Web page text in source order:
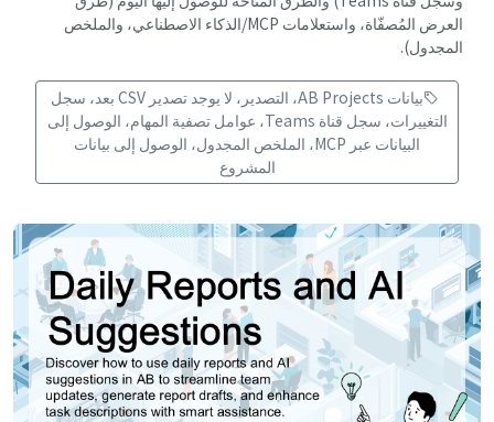
العرض المُصفّاة، واستعلامات MCP/الذكاء الاصطناعي، والملخص
المجدول).
بيانات AB Projects، التصدير، لا يوجد تصدير CSV بعد، سجل
التغييرات، سجل قناة Teams، عوامل تصفية المهام، الوصول إلى
البيانات عبر MCP، الملخص المجدول، الوصول إلى بيانات
المشروع